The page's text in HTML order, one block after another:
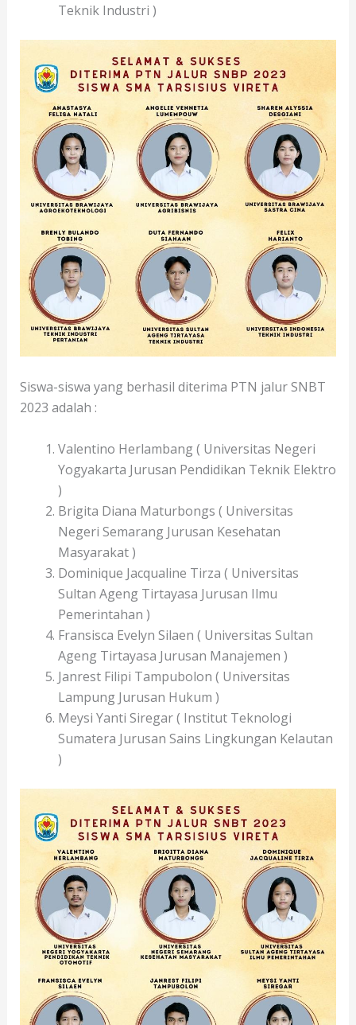
Teknik Industri )
Siswa-siswa yang berhasil diterima PTN jalur SNBT
2023 adalah :
Valentino Herlambang ( Universitas Negeri
Yogyakarta Jurusan Pendidikan Teknik Elektro
)
Brigita Diana Maturbongs ( Universitas
Negeri Semarang Jurusan Kesehatan
Masyarakat )
Dominique Jacqualine Tirza ( Universitas
Sultan Ageng Tirtayasa Jurusan Ilmu
Pemerintahan )
Fransisca Evelyn Silaen ( Universitas Sultan
Ageng Tirtayasa Jurusan Manajemen )
Janrest Filipi Tampubolon ( Universitas
Lampung Jurusan Hukum )
Meysi Yanti Siregar ( Institut Teknologi
Sumatera Jurusan Sains Lingkungan Kelautan
)